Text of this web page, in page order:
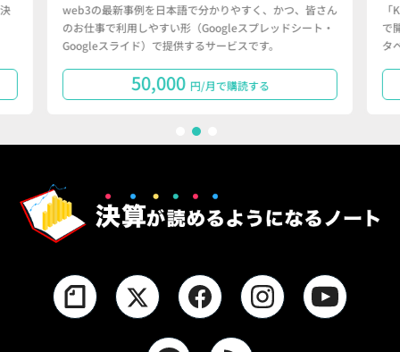
web3の最新事例を日本語で分かりやすく、かつ、皆さん
のお仕事で利用しやすい形（Googleスプレッドシート・
Googleスライド）で提供するサービスです。
50,000 円/月で購読する
で
タ